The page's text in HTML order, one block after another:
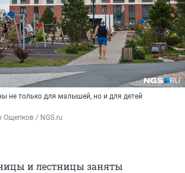
не только для малышей, но и для детей
Ощепков / NGS.ru
и лестницы заняты